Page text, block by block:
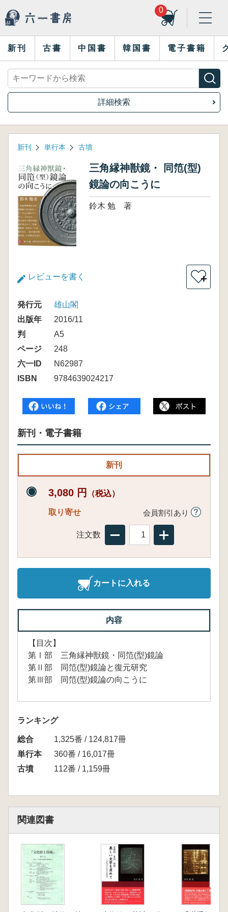
0
新刊 古書 中国書 韓国書 電子書籍
詳細検索
新刊 単行本 古墳
三角縁神獣鏡・ 同笵(型)
鏡論の向こうに
鈴木 勉 著
レビューを書く ＋
発行元
雄山閣
出版年
2016/11
判
A5
ページ
248
六一ID
N62987
ISBN
9784639024217
新刊・電子書籍
新刊
3,080 円 （税込）
取り寄せ 会員割引あり
注文数
カートに入れる
内容
【目次】
第Ⅰ部 三角縁神獣鏡・同笵(型)鏡論
第Ⅱ部 同笵(型)鏡論と復元研究
第Ⅲ部 同笵(型)鏡論の向こうに
ランキング
総合
1,325番 / 124,817冊
単行本
360番 / 16,017冊
古墳
112番 / 1,159冊
関連図書